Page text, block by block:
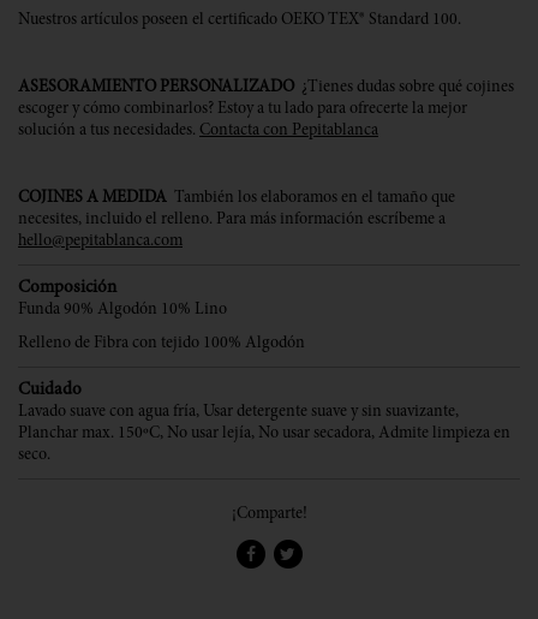
Nuestros artículos poseen el certificado OEKO TEX® Standard 100.
ASESORAMIENTO PERSONALIZADO ¿Tienes dudas sobre qué cojines
escoger y cómo combinarlos? Estoy a tu lado para ofrecerte la mejor
solución a tus necesidades. Contacta con Pepitablanca
COJINES A MEDIDA
También los elaboramos en el tamaño que
necesites, incluido el relleno. Para más información escríbeme a
hello@pepitablanca.com
Composición
Funda 90% Algodón 10% Lino
Relleno de Fibra con tejido 100% Algodón
Cuidado
Lavado suave con agua fría, Usar detergente suave y sin suavizante,
Planchar max. 150ºC, No usar lejía, No usar secadora, Admite limpieza en
seco.
¡Comparte!